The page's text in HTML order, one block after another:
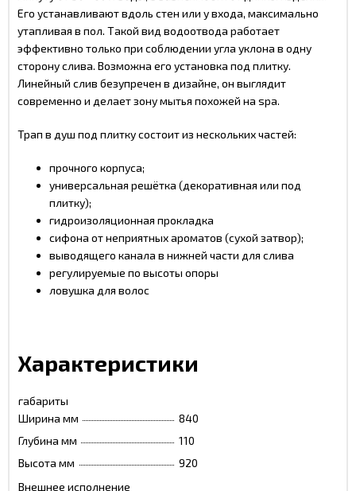
Его устанавливают вдоль стен или у входа, максимально
утапливая в пол. Такой вид водоотвода работает
эффективно только при соблюдении угла уклона в одну
сторону слива. Возможна его установка под плитку.
Линейный слив безупречен в дизайне, он выглядит
современно и делает зону мытья похожей на spa.
Трап в душ под плитку состоит из нескольких частей:
прочного корпуса;
универсальная решётка (декоративная или под
плитку);
гидроизоляционная прокладка
сифона от неприятных ароматов (сухой затвор);
выводящего канала в нижней части для слива
регулируемые по высоты опоры
ловушка для волос
Характеристики
габариты
Ширина мм
840
Глубина мм
110
Высота мм
920
Внешнее исполнение